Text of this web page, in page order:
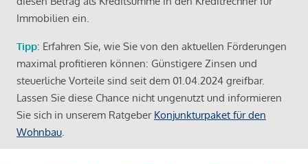
Immobilien ein.
Tipp: Erfahren Sie, wie Sie von den aktuellen Förderungen
maximal profitieren können: Günstigere Zinsen und
steuerliche Vorteile sind seit dem 01.04.2024 greifbar.
Lassen Sie diese Chance nicht ungenutzt und informieren
Sie sich in unserem Ratgeber Konjunkturpaket für den
Wohnbau.